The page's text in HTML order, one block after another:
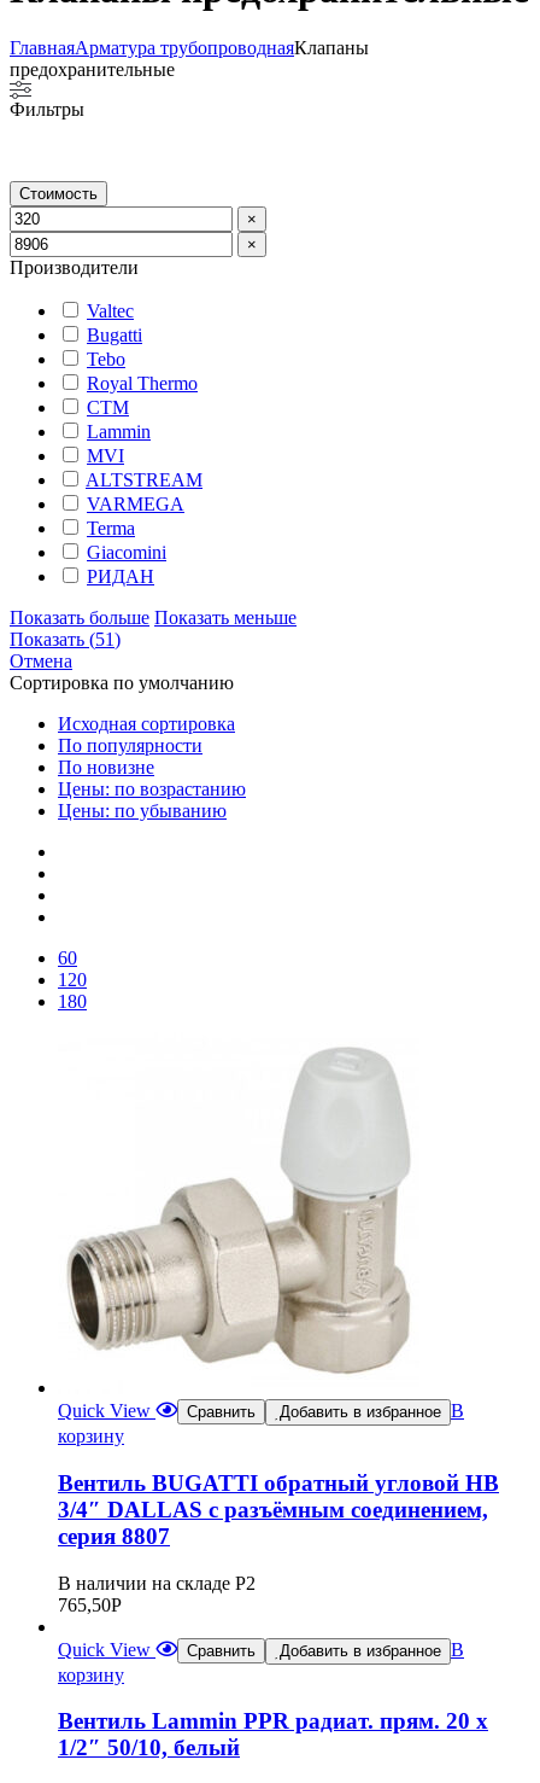
ГлавнаяАрматура трубопроводнаяКлапаны
предохранительные
Фильтры
Стоимость
×
×
Производители
Valtec
Bugatti
Tebo
Royal Thermo
СТМ
Lammin
MVI
ALTSTREAM
VARMEGA
Terma
Giacomini
РИДАН
Показать больше Показать меньше
Показать (51)
Отмена
Сортировка по умолчанию
Исходная сортировка
По популярности
По новизне
Цены: по возрастанию
Цены: по убыванию
60
120
180
Quick View Сравнить Добавить в избранное В
корзину
Вентиль BUGATTI обратный угловой НВ
3/4″ DALLAS с разъёмным соединением,
серия 8807
В наличии на складе Р2
765,50Р
Quick View Сравнить Добавить в избранное В
корзину
Вентиль Lammin PPR радиат. прям. 20 х
1/2″ 50/10, белый